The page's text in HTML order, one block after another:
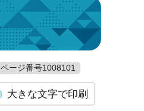
ページ番号1008101
大きな文字で印刷